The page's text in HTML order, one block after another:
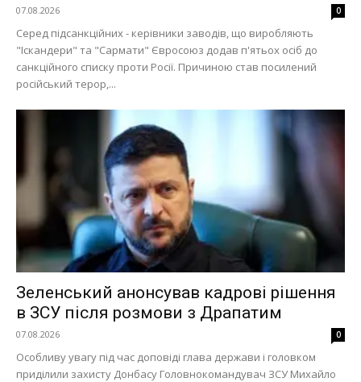
07.08.2026 0
Серед підсанкційних - керівники заводів, що виробляють
"Іскандери" та "Сармати" Євросоюз додав п'ятьох осіб до
санкційного списку проти Росії. Причиною став посилений
російський терор,...
Зеленський анонсував кадрові рішення
в ЗСУ після розмови з Драпатим
07.08.2026 0
Особливу увагу під час доповіді глава держави і головком
приділили захисту Донбасу Головнокомандувач ЗСУ Михайло